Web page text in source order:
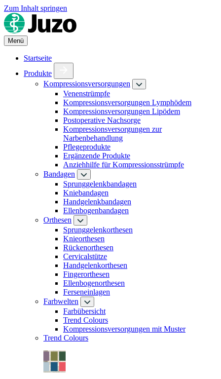
Zum Inhalt springen
Menü
Startseite
Produkte
Kompressionsversorgungen
Venenstrümpfe
Kompressionsversorgungen Lymphödem
Kompressionsversorgungen Lipödem
Postoperative Nachsorge
Kompressionsversorgungen zur
Narbenbehandlung
Pflegeprodukte
Ergänzende Produkte
Anziehhilfe für Kompressionsstrümpfe
Bandagen
Sprunggelenkbandagen
Kniebandagen
Handgelenkbandagen
Ellenbogenbandagen
Orthesen
Sprunggelenkorthesen
Knieorthesen
Rückenorthesen
Cervicalstütze
Handgelenkorthesen
Fingerorthesen
Ellenbogenorthesen
Ferseneinlagen
Farbwelten
Farbübersicht
Trend Colours
Kompressionsversorgungen mit Muster
Trend Colours